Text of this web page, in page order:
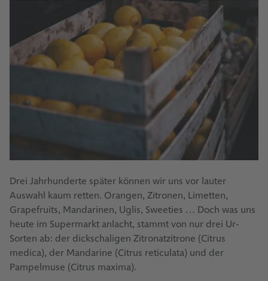
Drei Jahrhunderte später können wir uns vor lauter
Auswahl kaum retten. Orangen, Zitronen, Limetten,
Grapefruits, Mandarinen, Uglis, Sweeties … Doch was uns
heute im Supermarkt anlacht, stammt von nur drei Ur-
Sorten ab: der dickschaligen Zitronatzitrone (Citrus
medica), der Mandarine (Citrus reticulata) und der
Pampelmuse (Citrus maxima).